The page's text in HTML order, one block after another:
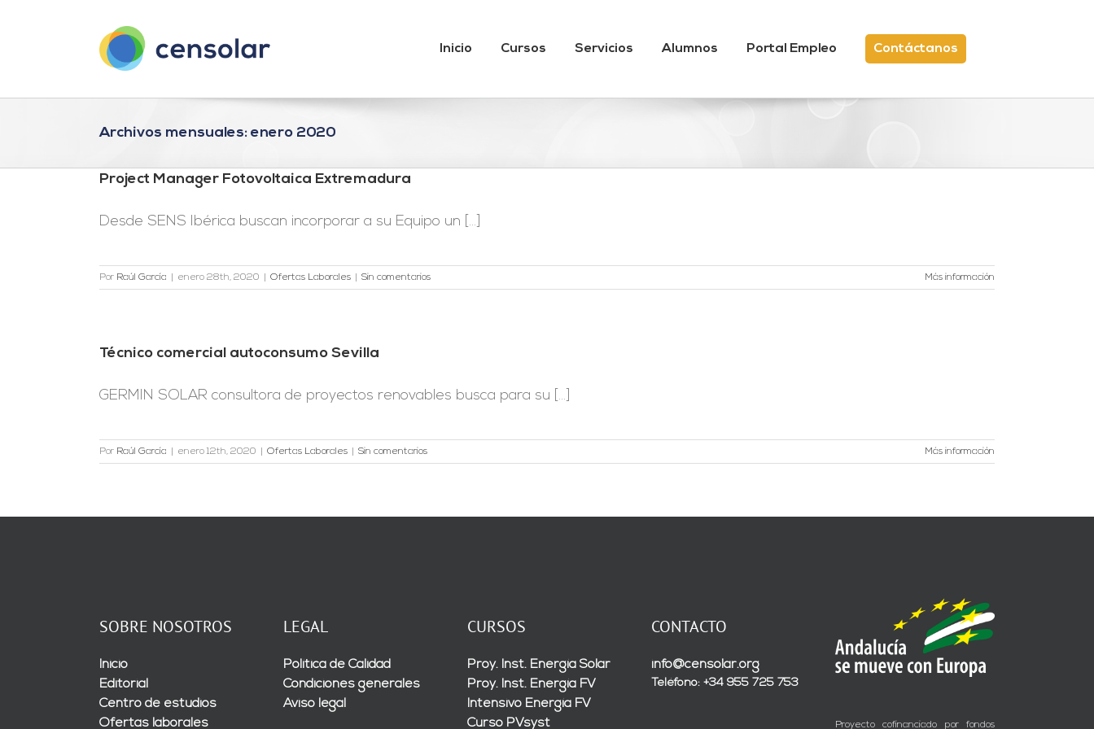
Inicio Cursos Servicios Alumnos Portal Empleo Contáctanos
Archivos mensuales: enero 2020
Project Manager Fotovoltaica Extremadura
Desde SENS Ibérica buscan incorporar a su Equipo un [...]
Por Raúl García enero 28th, 2020 Ofertas Laborales Sin comentarios Más información
Técnico comercial autoconsumo Sevilla
GERMIN SOLAR consultora de proyectos renovables busca para su [...]
Por Raúl García enero 12th, 2020 Ofertas Laborales Sin comentarios Más información
SOBRE NOSOTROS
Inicio
Editorial
Centro de estudios
Ofertas laborales
LEGAL
Política de Calidad
Condiciones generales
Aviso legal
CURSOS
Proy. Inst. Energía Solar
Proy. Inst. Energía FV
Intensivo Energía FV
Curso PVsyst
CONTACTO
info@censolar.org
Teléfono: +34 955 725 753
Proyecto cofinanciado por fondos